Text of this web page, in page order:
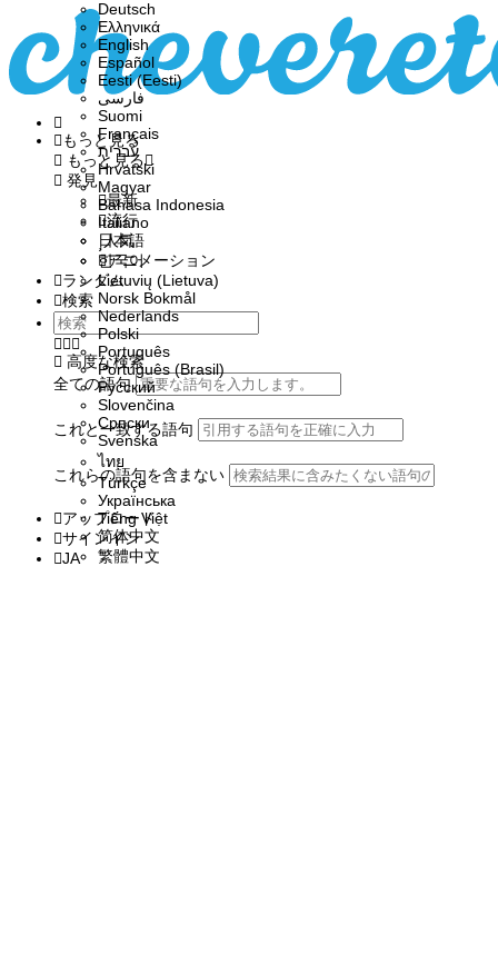
もっと見る
もっと見る
発見
最新
流行
人気
アニメーション
ランダム
検索
高度な検索
全ての語句
これと一致する語句
これらの語句を含まない
アップロード
サインイン
JA
Deutsch
Ελληνικά
English
Español
Eesti (Eesti)
فارسی
Suomi
Français
עברית
Hrvatski
Magyar
Bahasa Indonesia
Italiano
日本語
한국어
Lietuvių (Lietuva)
‪Norsk Bokmål‬
Nederlands
Polski
Português
Português (Brasil)
Русский
Slovenčina
Српски
Svenska
ไทย
Türkçe
Українська
Tiếng Việt
简体中文
繁體中文